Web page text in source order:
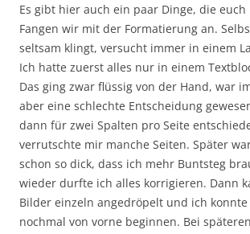
Es gibt hier auch ein paar Dinge, die
Fangen wir mit der Formatierung an.
seltsam klingt, versucht immer in einem
Ich hatte zuerst alles nur in einem
Das ging zwar flüssig von der Hand, war
aber eine schlechte Entscheidung
dann für zwei Spalten pro Seite
verrutschte mir manche Seiten. Später
schon so dick, dass ich mehr Buntsteg
wieder durfte ich alles korrigieren. Dann
Bilder einzeln angedröpelt und ich
nochmal von vorne beginnen. Bei